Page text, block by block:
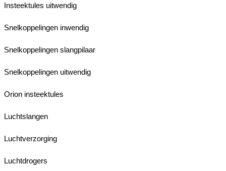
Insteektules uitwendig
Snelkoppelingen inwendig
Snelkoppelingen slangpilaar
Snelkoppelingen uitwendig
Orion insteektules
Luchtslangen
Luchtverzorging
Luchtdrogers